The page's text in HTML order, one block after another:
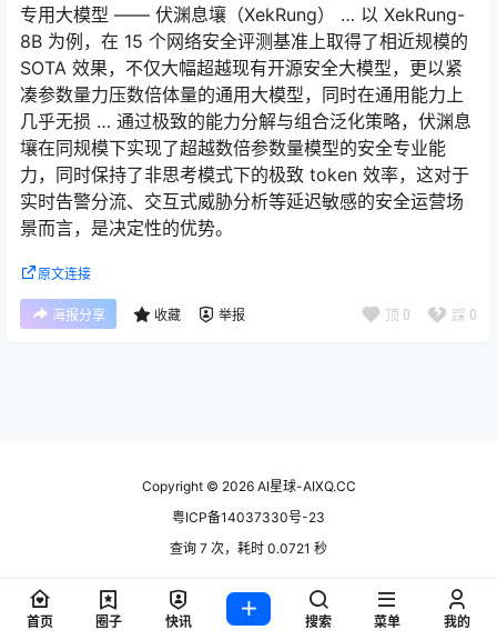
专用大模型 —— 伏渊息壤（XekRung） … 以 XekRung-
8B 为例，在 15 个网络安全评测基准上取得了相近规模的
SOTA 效果，不仅大幅超越现有开源安全大模型，更以紧
凑参数量力压数倍体量的通用大模型，同时在通用能力上
几乎无损 … 通过极致的能力分解与组合泛化策略，伏渊息
壤在同规模下实现了超越数倍参数量模型的安全专业能
力，同时保持了非思考模式下的极致 token 效率，这对于
实时告警分流、交互式威胁分析等延迟敏感的安全运营场
景而言，是决定性的优势。
原文连接
海报分享 收藏 举报 顶 0 踩 0
Copyright © 2026AI星球-AIXQ.CC
粤ICP备14037330号-23
查询 7 次，耗时 0.0721 秒
首页 圈子 快讯 搜索 菜单 我的